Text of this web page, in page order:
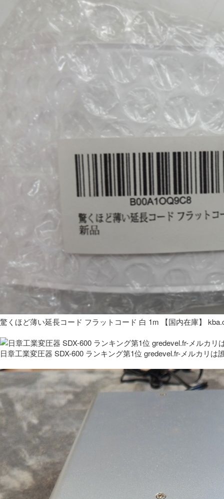
驚くほど薄い延長コード フラットコード 白 1m 【国内在庫】
日章工業変圧器 SDX-600 ランキング第1位 gredevel.fr-メルカリは